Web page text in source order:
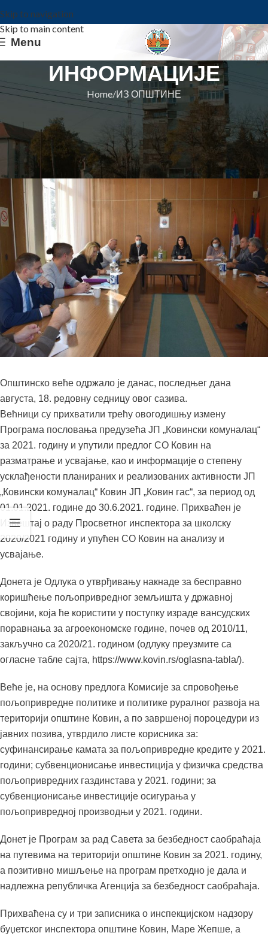
Skip to navigation
Skip to main content
Menu
ИНФОРМАЦИЈЕ
Home ИЗ ОПШТИНЕ
ИЗ ОПШТИНЕ
ОДРЖАНА 18. СЕДНИЦА
ОПШТИНСКОГ ВЕЋА
Општина КовинOn 31. avgust 2021.
Општинско веће одржало је данас, последњег дана
августа, 18. редовну седницу овог сазива.
Већници су прихватили трећу овогодишњу измену
Програма пословања предузећа ЈП „Ковински комуналац“
за 2021. годину и упутили предлог СО Ковин на
разматрање и усвајање, као и информације о степену
усклађености планираних и реализованих активности ЈП
„Ковински комуналац“ Ковин ЈП „Ковин гас“, за период од
01.01.2021. године до 30.6.2021. године. Прихваћен је
Извештај о раду Просветног инспектора за школску
2020/2021 годину и упућен СО Ковин на анализу и
усвајање.
Донета је Одлука о утврђивању накнаде за бесправно
коришћење пољопривредног земљишта у државној
својини, која ће користити у поступку израде вансудских
поравнања за агроекономске године, почев од 2010/11,
закључно са 2020/21. годином (одлуку преузмите са
огласне табле сајта, https://www.kovin.rs/oglasna-tabla/).
Веће је, на основу предлога Комисије за спровођење
пољопривредне политике и политике руралног развоја на
територији општине Ковин, а по завршеној пороцедури из
јавних позива, утврдило листе корисника за:
суфинансирање камата за пољопривредне кредите у 2021.
години; субвенционисање инвестиција у физичка средства
пољопривредних газдинстава у 2021. години; за
субвенционисање инвестиције осигурања у
пољопривредној производњи у 2021. години.
Донет је Програм за рад Савета за безбедност саобраћаја
на путевима на територији општине Ковин за 2021. годину,
а позитивно мишљење на програм претходно је дала и
надлежна републичка Агенција за безбедност саобраћаја.
Прихваћена су и три записника о инспекцијском надзору
буџетског инспектора општине Ковин, Маре Жепше, а